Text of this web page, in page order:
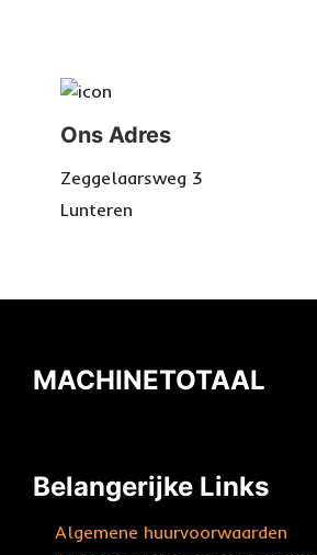
Ons Adres
Zeggelaarsweg 3
Lunteren
MACHINETOTAAL
Belangerijke Links
Algemene huurvoorwaarden